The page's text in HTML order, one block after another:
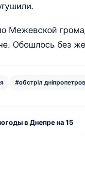
Межевской
Обошлось без
#обстріл
в Днепре на 15